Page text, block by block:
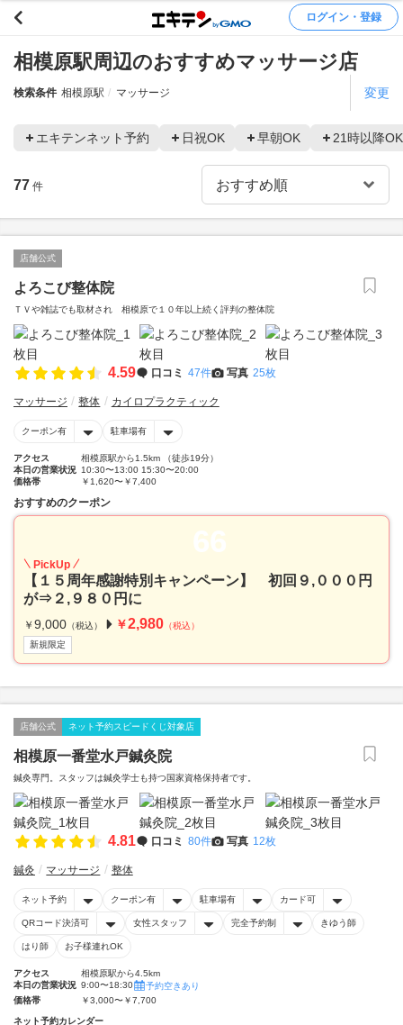
ログイン・登録
相模原駅周辺のおすすめマッサージ店
検索条件 相模原駅 マッサージ 変更
エキテンネット予約 日祝OK 早朝OK 21時以降OK
77 件
店舗公式
よろこび整体院
ＴＶや雑誌でも取材され 相模原で１０年以上続く評判の整体院
4.59 口コミ 47件 写真 25枚
マッサージ 整体 カイロプラクティック
クーポン有 駐車場有
アクセス
相模原駅から1.5km （徒歩19分）
本日の営業状況 10:30〜13:00 15:30〜20:00
価格帯
￥1,620〜￥7,400
おすすめのクーポン
66
PickUp
【１５周年感謝特別キャンペーン】 初回９,０００円
が⇒２,９８０円に
￥ 9,000 （税込） ￥2,980 （税込）
新規限定
店舗公式 ネット予約スピードくじ対象店
相模原一番堂水戸鍼灸院
鍼灸専門。スタッフは鍼灸学士も持つ国家資格保持者です。
4.81 口コミ 80件 写真 12枚
鍼灸 マッサージ 整体
ネット予約 クーポン有 駐車場有 カード可
QRコード決済可 女性スタッフ 完全予約制 きゆう師
はり師 お子様連れOK
アクセス
相模原駅から4.5km
本日の営業状況 9:00〜18:30
予約空きあり
価格帯
￥3,000〜￥7,700
ネット予約カレンダー